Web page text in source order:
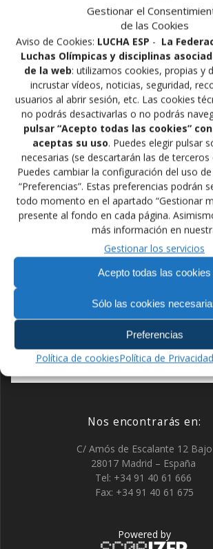
Gestionar el
de las Cookies
Aviso de Cookies: LUCHA ESP - La
Luchas Olímpicas y disciplinas
de la web: utilizamos cookies, propias y
incrustar vídeos, noticias, seguridad,
usuarios al abrir sesión, etc. Las cookies
no podrás desactivarlas o no podrás
pulsar “Acepto todas las cookies”
aceptas su uso. Puedes elegir pulsar
necesarias (se descartarán las de
Puedes cambiar la configuración del uso
“Preferencias”. Estas preferencias podrán
todo momento en el apartado “Gestionar
presente al fondo en cada página.
más información en
Gestionar los servicios
Acepto todas las cookies
Sólo las cookies
Preferencias
Política de cookiesPolítica de Privacidad
Navegación
de
entradas
Anterior:
Entrada
anterior:
Torneo de Lucha
Grappling Esparta
Siguiente
entrada:
NextGenerationEU
Nos encontrarás en:
C/ Amós de Escalante 12 Bajo
28017 Madrid – España
Tel: +34 91 40 61 666
Fax: +34 91 40 61 675
Powered by